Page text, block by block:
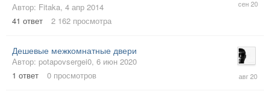
Автор: Fitaka, 4 апр 2014
41 ответ 2 162 просмотра
сен
Дешевые межкомнатные двери
Автор: potapovsergei0, 6 июн 2020
1 ответ 0 просмотров
авг